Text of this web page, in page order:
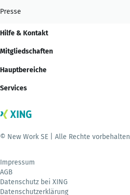
Presse
Hilfe & Kontakt
Mitgliedschaften
Hauptbereiche
Services
© New Work SE | Alle Rechte vorbehalten
Impressum
AGB
Datenschutz bei XING
Datenschutzerklärung